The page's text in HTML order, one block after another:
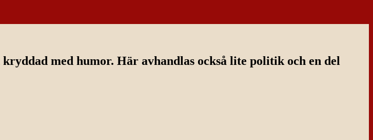
med humor. Här avhandlas också lite politik och en del